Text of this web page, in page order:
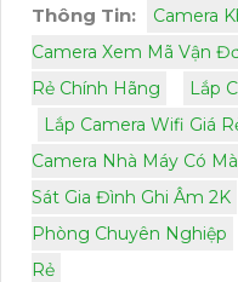
Thông Tin: Camera
Camera Xem Mã Vận
Rẻ Chính Hãng
Lắp
Lắp Camera Wifi Giá
Camera Nhà Máy Có
Sát Gia Đình Ghi Âm 2K
Phòng Chuyên Nghiệp
Rẻ